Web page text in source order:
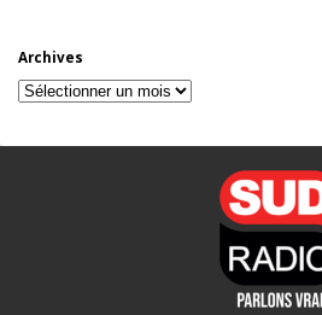
Archives
Archives